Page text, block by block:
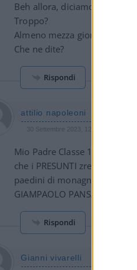
Beh allora, diciamo che le
Troppo?
Almeno mezza giornata la
Che ne dite?
Rispondi
attilio napoleoni
30 Settembre 2023, 12:45 12:45
Mio Padre Classe 1900 , che
che i PRESUNTI zresistenti r
paedini di monagna rubando
GIAMPAOLO PANSA
Rispondi
Gianni vivarelli